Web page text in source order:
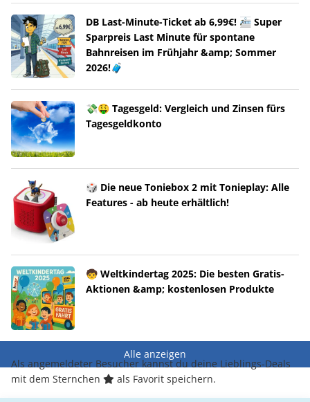
DB Last-Minute-Ticket ab 6,99€! 🚈 Super
Sparpreis Last Minute für spontane
Bahnreisen im Frühjahr &amp; Sommer
2026!🧳
💸🤑 Tagesgeld: Vergleich und Zinsen fürs
Tagesgeldkonto
🎲 Die neue Toniebox 2 mit Tonieplay: Alle
Features - ab heute erhältlich!
🧒 Weltkindertag 2025: Die besten Gratis-
Aktionen &amp; kostenlosen Produkte
Alle anzeigen
Als angemeldeter Besucher kannst du deine Lieblings-Deals
mit dem Sternchen
als Favorit speichern.